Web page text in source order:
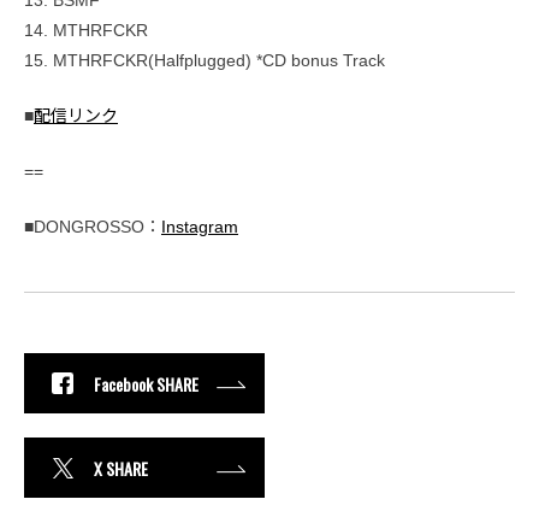
14. MTHRFCKR
15. MTHRFCKR(Halfplugged) *CD bonus Track
■配信リンク
==
■DONGROSSO： Instagram
Facebook SHARE
X SHARE